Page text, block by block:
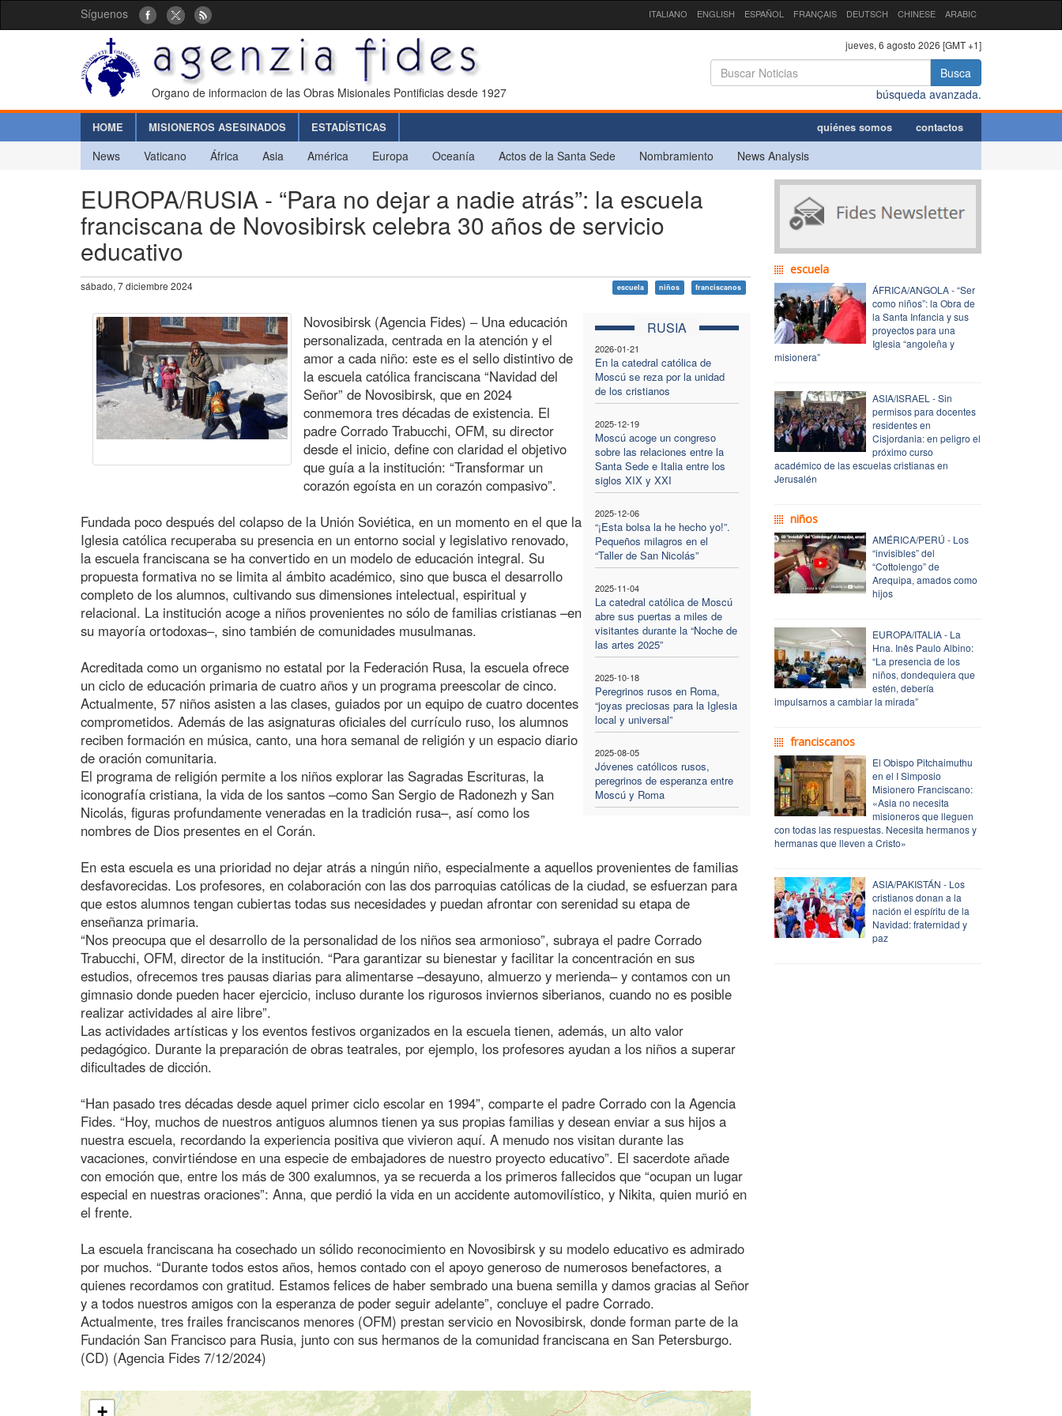
Síguenos ITALIANO ENGLISH ESPAÑOL FRANÇAIS DEUTSCH CHINESE ARABIC
Organo de informacion de las Obras Misionales Pontificias desde 1927
jueves, 6 agosto 2026 [GMT +1]
Busca
búsqueda avanzada.
HOME MISIONEROS ASESINADOS ESTADÍSTICAS quiénes somos contactos
News Vaticano África Asia América Europa Oceanía Actos de la Santa Sede Nombramiento News Analysis
EUROPA/RUSIA - “Para no dejar a nadie atrás”: la escuela
franciscana de Novosibirsk celebra 30 años de servicio
educativo
sábado, 7 diciembre 2024 escuela niños franciscanos
RUSIA
2026-01-21
En la catedral católica de
Moscú se reza por la unidad
de los cristianos
2025-12-19
Moscú acoge un congreso
sobre las relaciones entre la
Santa Sede e Italia entre los
siglos XIX y XXI
2025-12-06
“¡Esta bolsa la he hecho yo!”.
Pequeños milagros en el
“Taller de San Nicolás”
2025-11-04
La catedral católica de Moscú
abre sus puertas a miles de
visitantes durante la “Noche de
las artes 2025”
2025-10-18
Peregrinos rusos en Roma,
“joyas preciosas para la Iglesia
local y universal”
2025-08-05
Jóvenes católicos rusos,
peregrinos de esperanza entre
Moscú y Roma
Novosibirsk (Agencia Fides) – Una educación
personalizada, centrada en la atención y el
amor a cada niño: este es el sello distintivo de
la escuela católica franciscana “Navidad del
Señor” de Novosibirsk, que en 2024
conmemora tres décadas de existencia. El
padre Corrado Trabucchi, OFM, su director
desde el inicio, define con claridad el objetivo
que guía a la institución: “Transformar un
corazón egoísta en un corazón compasivo”.
Fundada poco después del colapso de la Unión Soviética, en un momento en el que la
Iglesia católica recuperaba su presencia en un entorno social y legislativo renovado,
la escuela franciscana se ha convertido en un modelo de educación integral. Su
propuesta formativa no se limita al ámbito académico, sino que busca el desarrollo
completo de los alumnos, cultivando sus dimensiones intelectual, espiritual y
relacional. La institución acoge a niños provenientes no sólo de familias cristianas –en
su mayoría ortodoxas–, sino también de comunidades musulmanas.
Acreditada como un organismo no estatal por la Federación Rusa, la escuela ofrece
un ciclo de educación primaria de cuatro años y un programa preescolar de cinco.
Actualmente, 57 niños asisten a las clases, guiados por un equipo de cuatro docentes
comprometidos. Además de las asignaturas oficiales del currículo ruso, los alumnos
reciben formación en música, canto, una hora semanal de religión y un espacio diario
de oración comunitaria.
El programa de religión permite a los niños explorar las Sagradas Escrituras, la
iconografía cristiana, la vida de los santos –como San Sergio de Radonezh y San
Nicolás, figuras profundamente veneradas en la tradición rusa–, así como los
nombres de Dios presentes en el Corán.
En esta escuela es una prioridad no dejar atrás a ningún niño, especialmente a aquellos provenientes de familias
desfavorecidas. Los profesores, en colaboración con las dos parroquias católicas de la ciudad, se esfuerzan para
que estos alumnos tengan cubiertas todas sus necesidades y puedan afrontar con serenidad su etapa de
enseñanza primaria.
“Nos preocupa que el desarrollo de la personalidad de los niños sea armonioso”, subraya el padre Corrado
Trabucchi, OFM, director de la institución. “Para garantizar su bienestar y facilitar la concentración en sus
estudios, ofrecemos tres pausas diarias para alimentarse –desayuno, almuerzo y merienda– y contamos con un
gimnasio donde pueden hacer ejercicio, incluso durante los rigurosos inviernos siberianos, cuando no es posible
realizar actividades al aire libre”.
Las actividades artísticas y los eventos festivos organizados en la escuela tienen, además, un alto valor
pedagógico. Durante la preparación de obras teatrales, por ejemplo, los profesores ayudan a los niños a superar
dificultades de dicción.
“Han pasado tres décadas desde aquel primer ciclo escolar en 1994”, comparte el padre Corrado con la Agencia
Fides. “Hoy, muchos de nuestros antiguos alumnos tienen ya sus propias familias y desean enviar a sus hijos a
nuestra escuela, recordando la experiencia positiva que vivieron aquí. A menudo nos visitan durante las
vacaciones, convirtiéndose en una especie de embajadores de nuestro proyecto educativo”. El sacerdote añade
con emoción que, entre los más de 300 exalumnos, ya se recuerda a los primeros fallecidos que “ocupan un lugar
especial en nuestras oraciones”: Anna, que perdió la vida en un accidente automovilístico, y Nikita, quien murió en
el frente.
La escuela franciscana ha cosechado un sólido reconocimiento en Novosibirsk y su modelo educativo es admirado
por muchos. “Durante todos estos años, hemos contado con el apoyo generoso de numerosos benefactores, a
quienes recordamos con gratitud. Estamos felices de haber sembrado una buena semilla y damos gracias al Señor
y a todos nuestros amigos con la esperanza de poder seguir adelante”, concluye el padre Corrado.
Actualmente, tres frailes franciscanos menores (OFM) prestan servicio en Novosibirsk, donde forman parte de la
Fundación San Francisco para Rusia, junto con sus hermanos de la comunidad franciscana en San Petersburgo.
(CD) (Agencia Fides 7/12/2024)
+
escuela
ÁFRICA/ANGOLA - “Ser
como niños”: la Obra de
la Santa Infancia y sus
proyectos para una
Iglesia “angoleña y
misionera”
ASIA/ISRAEL - Sin
permisos para docentes
residentes en
Cisjordania: en peligro el
próximo curso
académico de las escuelas cristianas en
Jerusalén
niños
AMÉRICA/PERÚ - Los
“invisibles” del
“Cottolengo” de
Arequipa, amados como
hijos
EUROPA/ITALIA - La
Hna. Inês Paulo Albino:
“La presencia de los
niños, dondequiera que
estén, debería
impulsarnos a cambiar la mirada”
franciscanos
El Obispo Pitchaimuthu
en el I Simposio
Misionero Franciscano:
«Asia no necesita
misioneros que lleguen
con todas las respuestas. Necesita hermanos y
hermanas que lleven a Cristo»
ASIA/PAKISTÁN - Los
cristianos donan a la
nación el espíritu de la
Navidad: fraternidad y
paz